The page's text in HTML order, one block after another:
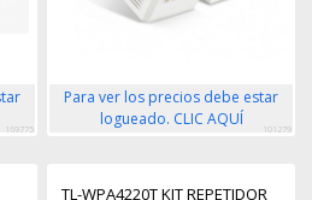
169775
Para ver los precios debe estar
logueado. CLIC AQUÍ
101279
TL-WPA4220T KIT REPETIDOR